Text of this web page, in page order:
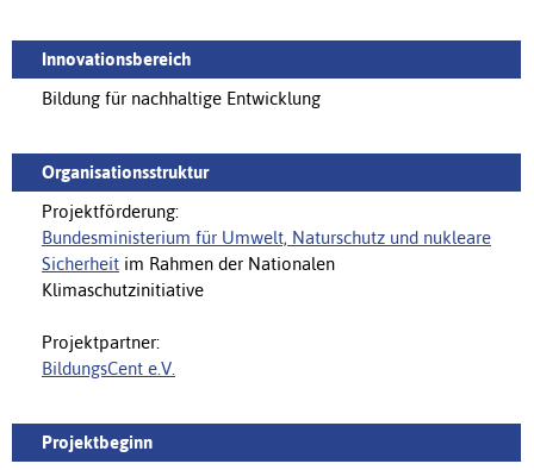
Innovationsbereich
Bildung für nachhaltige Entwicklung
Organisationsstruktur
Projektförderung:
Bundesministerium für Umwelt, Naturschutz und nukleare
Sicherheit im Rahmen der Nationalen
Klimaschutzinitiative
Projektpartner:
BildungsCent e.V.
Projektbeginn